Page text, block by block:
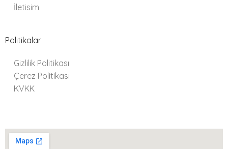
İletisim
Politikalar
Gizlilik Politikası
Çerez Politikası
KVKK